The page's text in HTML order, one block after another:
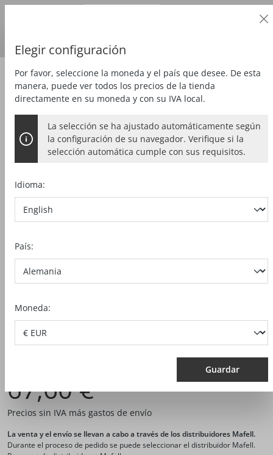
Zubehör Accesorios especiales
CUÑA DE PARTIR 400
para 006974, 006972
Bildergalerie überspringen
67,60 €*
Precios sin IVA más gastos de envío
La venta y el envío se llevan a cabo a través de los distribuidores Mafell.
Durante el proceso de pedido se puede seleccionar el distribuidor Mafell.
Elegir configuración
Por favor, seleccione la moneda y el país que desee. De esta
manera, puede ver todos los precios de la tienda
directamente en su moneda y con su IVA local.
La selección se ha ajustado automáticamente según
la configuración de su navegador. Verifique si la
selección automática cumple con sus requisitos.
Idioma:
País:
Moneda:
Guardar